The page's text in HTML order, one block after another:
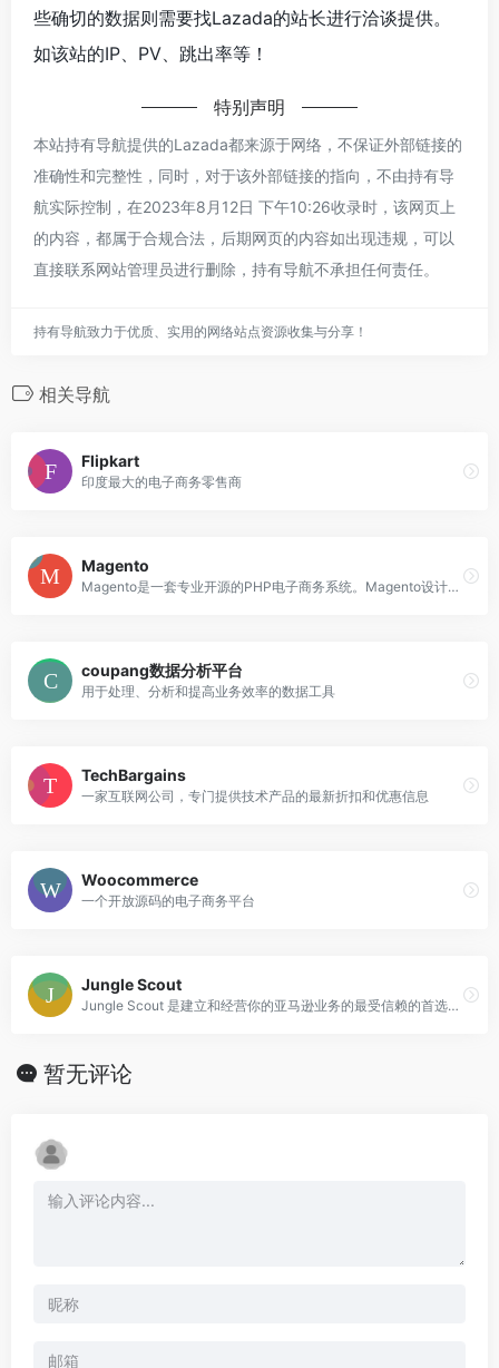
些确切的数据则需要找Lazada的站长进行洽谈提供。
如该站的IP、PV、跳出率等！
特别声明
本站持有导航提供的Lazada都来源于网络，不保证外部链接的
准确性和完整性，同时，对于该外部链接的指向，不由持有导
航实际控制，在2023年8月12日 下午10:26收录时，该网页上
的内容，都属于合规合法，后期网页的内容如出现违规，可以
直接联系网站管理员进行删除，持有导航不承担任何责任。
持有导航致力于优质、实用的网络站点资源收集与分享！
相关导航
Flipkart
印度最大的电子商务零售商
Magento
Magento是一套专业开源的PHP电子商务系统。Magento设计得非常灵活，具有模块化架构体系和丰富的功能。
coupang数据分析平台
用于处理、分析和提高业务效率的数据工具
TechBargains
一家互联网公司，专门提供技术产品的最新折扣和优惠信息
Woocommerce
一个开放源码的电子商务平台
Jungle Scout
Jungle Scout 是建立和经营你的亚马逊业务的最受信赖的首选方案。
暂无评论